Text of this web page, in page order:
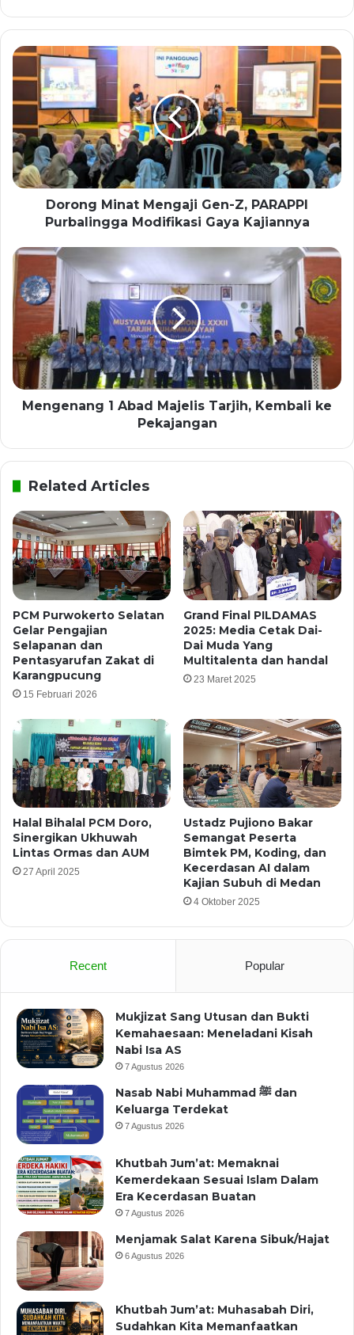
Dorong Minat Mengaji Gen-Z, PARAPPI
Purbalingga Modifikasi Gaya Kajiannya
Mengenang 1 Abad Majelis Tarjih, Kembali ke
Pekajangan
Related Articles
PCM Purwokerto Selatan
Gelar Pengajian
Selapanan dan
Pentasyarufan Zakat di
Karangpucung
15 Februari 2026
Grand Final PILDAMAS
2025: Media Cetak Dai-
Dai Muda Yang
Multitalenta dan handal
23 Maret 2025
Halal Bihalal PCM Doro,
Sinergikan Ukhuwah
Lintas Ormas dan AUM
27 April 2025
Ustadz Pujiono Bakar
Semangat Peserta
Bimtek PM, Koding, dan
Kecerdasan AI dalam
Kajian Subuh di Medan
4 Oktober 2025
Recent Popular
Mukjizat Sang Utusan dan Bukti
Kemahaesaan: Meneladani Kisah
Nabi Isa AS
7 Agustus 2026
Nasab Nabi Muhammad ﷺ dan
Keluarga Terdekat
7 Agustus 2026
Khutbah Jum’at: Memaknai
Kemerdekaan Sesuai Islam Dalam
Era Kecerdasan Buatan
7 Agustus 2026
Menjamak Salat Karena Sibuk/Hajat
6 Agustus 2026
Khutbah Jum’at: Muhasabah Diri,
Sudahkan Kita Memanfaatkan